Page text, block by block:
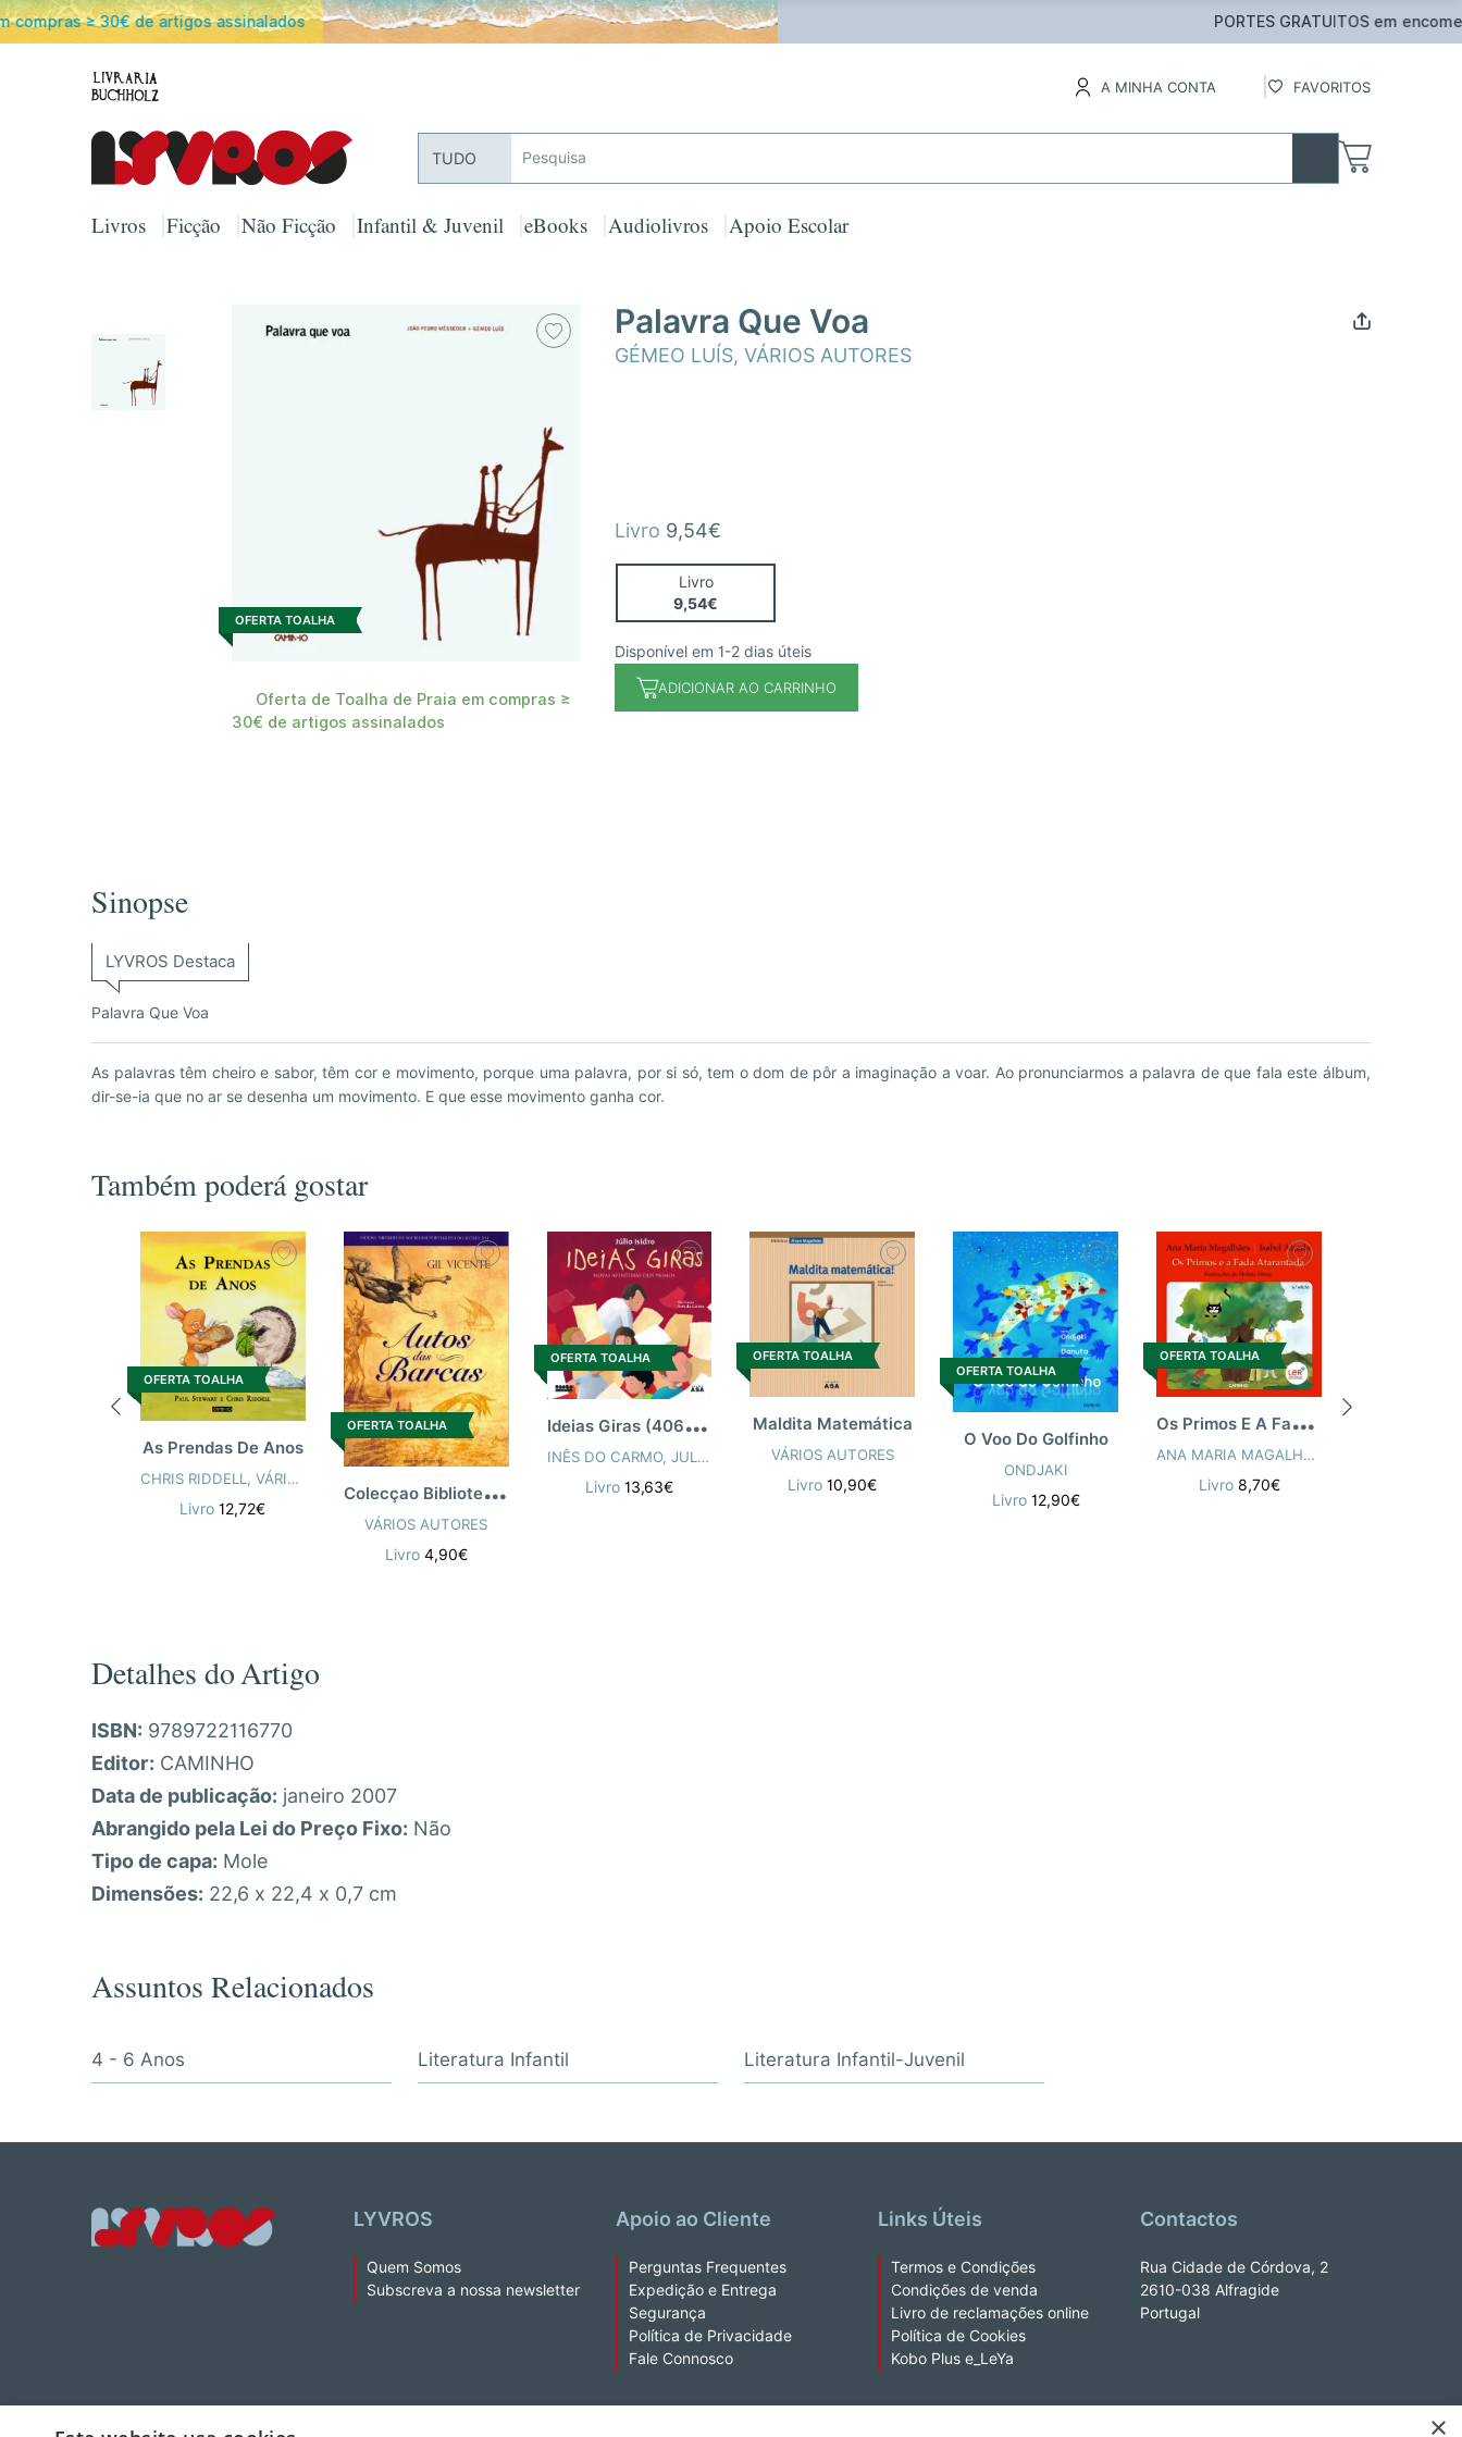
PORTES GRATUITOS em encomendas acima de 25€ para Portugal Continental
A MINHA CONTA FAVORITOS
TUDO
Livros Ficção Não Ficção Infantil & Juvenil eBooks Audiolivros Apoio Escolar
Palavra Que Voa
GÉMEO LUÍS, VÁRIOS AUTORES
OFERTA TOALHA
Oferta de Toalha de Praia em compras ≥
30€ de artigos assinalados
Livro 9,54€
Livro
9,54€
Disponível em 1-2 dias úteis
ADICIONAR AO CARRINHO
Sinopse
LYVROS Destaca
Palavra Que Voa
As palavras têm cheiro e sabor, têm cor e movimento, porque uma palavra, por si só, tem o dom de pôr a imaginação a voar. Ao pronunciarmos a palavra de que fala este álbum,
dir-se-ia que no ar se desenha um movimento. E que esse movimento ganha cor.
Também poderá gostar
OFERTA TOALHA
As Prendas De Anos
CHRIS RIDDELL , VÁRIOS AUTORES
Livro12,72€
OFERTA TOALHA
C
olecçao Biblioteca Essencial 2-Aut
VÁRIOS AUTORES
Livro 4,90€
OFERTA TOALHA
I
deias Giras (406023)
INÊS DO CARMO, JULIO ISIDRO (SPA) ,VÁRIOS AUTORES
Livro13,63€
OFERTA TOALHA
Maldita Matemática
VÁRIOS AUTORES
Livro10,90€
OFERTA TOALHA
O Voo Do Golfinho
ONDJAKI
Livro 12,90€
OFERTA TOALHA
O
s Primos E A Fada Atarantada
ANA MARIA MAGALHÃES
Livro 8,70€
Detalhes do Artigo
ISBN: 9789722116770
Editor: CAMINHO
Data de publicação: janeiro 2007
Abrangido pela Lei do Preço Fixo: Não
Tipo de capa: Mole
Dimensões: 22,6 x 22,4 x 0,7 cm
Assuntos Relacionados
4 - 6 Anos Literatura Infantil Literatura Infantil-Juvenil
LYVROS
Quem Somos
Subscreva a nossa newsletter
Apoio ao Cliente
Perguntas Frequentes
Expedição e Entrega
Segurança
Política de Privacidade
Fale Connosco
Links Úteis
Termos e Condições
Condições de venda
Livro de reclamações online
Política de Cookies
Kobo Plus e_LeYa
Contactos
Rua Cidade de Córdova, 2
2610-038 Alfragide
Portugal
×